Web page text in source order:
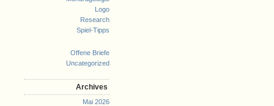
Logo
Research
Spiel-Tipps
Offene Briefe
Uncategorized
Archives
Mai 2026